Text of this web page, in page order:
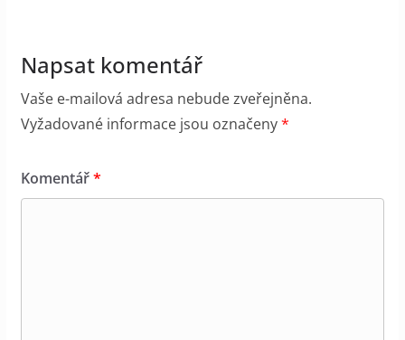
Napsat komentář
Vaše e-mailová adresa nebude zveřejněna.
Vyžadované informace jsou označeny*
Komentář*